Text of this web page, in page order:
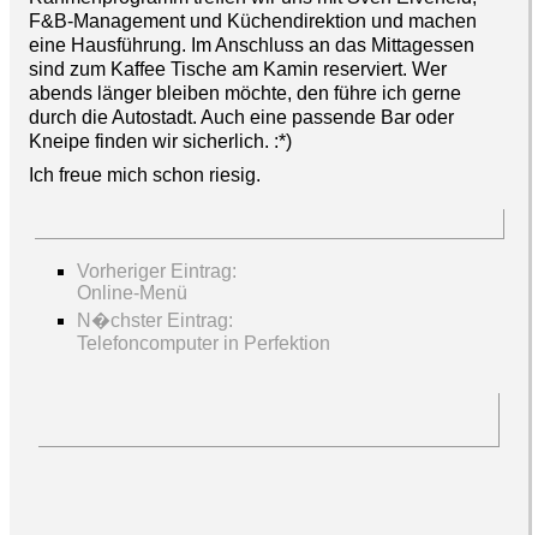
F&B-Management und Küchendirektion und machen
eine Hausführung. Im Anschluss an das Mittagessen
sind zum Kaffee Tische am Kamin reserviert. Wer
abends länger bleiben möchte, den führe ich gerne
durch die Autostadt. Auch eine passende Bar oder
Kneipe finden wir sicherlich. :*)
Ich freue mich schon riesig.
Vorheriger Eintrag:
Online-Menü
N�chster Eintrag:
Telefoncomputer in Perfektion